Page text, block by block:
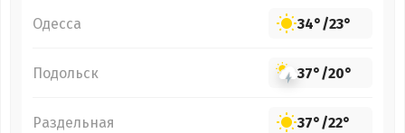
Одесса 34°/23°
Подольск 37°/20°
Раздельная 37°/22°